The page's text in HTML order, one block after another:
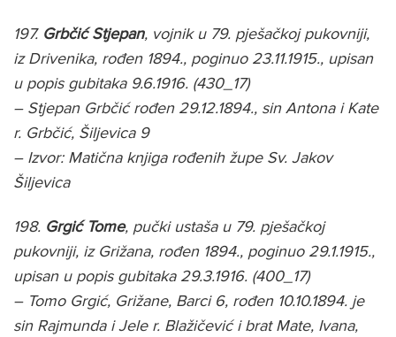
197. Grbčić Stjepan, vojnik u 79. pješačkoj pukovniji,
iz Drivenika, rođen 1894., poginuo 23.11.1915., upisan
u popis gubitaka 9.6.1916. (430_17)
– Stjepan Grbčić rođen 29.12.1894., sin Antona i Kate
r. Grbčić, Šiljevica 9
– Izvor: Matična knjiga rođenih župe Sv. Jakov
Šiljevica
198. Grgić Tome, pučki ustaša u 79. pješačkoj
pukovniji, iz Grižana, rođen 1894., poginuo 29.1.1915.,
upisan u popis gubitaka 29.3.1916. (400_17)
– Tomo Grgić, Grižane, Barci 6, rođen 10.10.1894. je
sin Rajmunda i Jele r. Blažičević i brat Mate, Ivana,